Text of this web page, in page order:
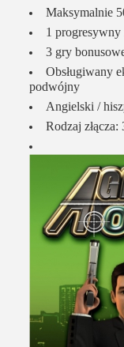
Maksymalnie
1
3 gry
Obsługiwany
podwójny
Angielski /
Rodzaj